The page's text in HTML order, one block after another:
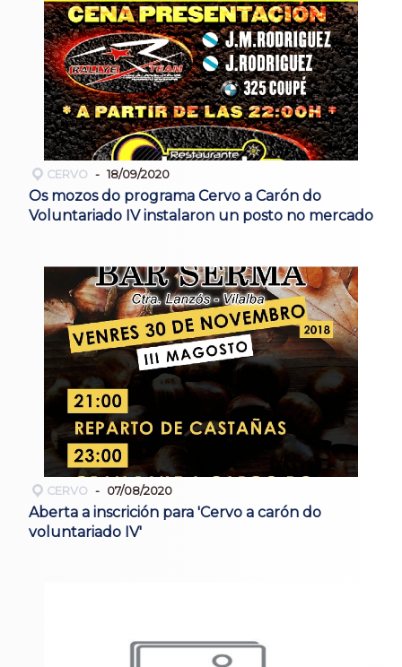
CERVO 18/09/2020
Os mozos do programa Cervo a Carón do
Voluntariado IV instalaron un posto no mercado
CERVO 07/08/2020
Aberta a inscrición para 'Cervo a carón do
voluntariado IV'